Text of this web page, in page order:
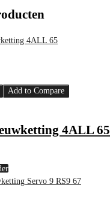
Add to Compare
4ALL 65